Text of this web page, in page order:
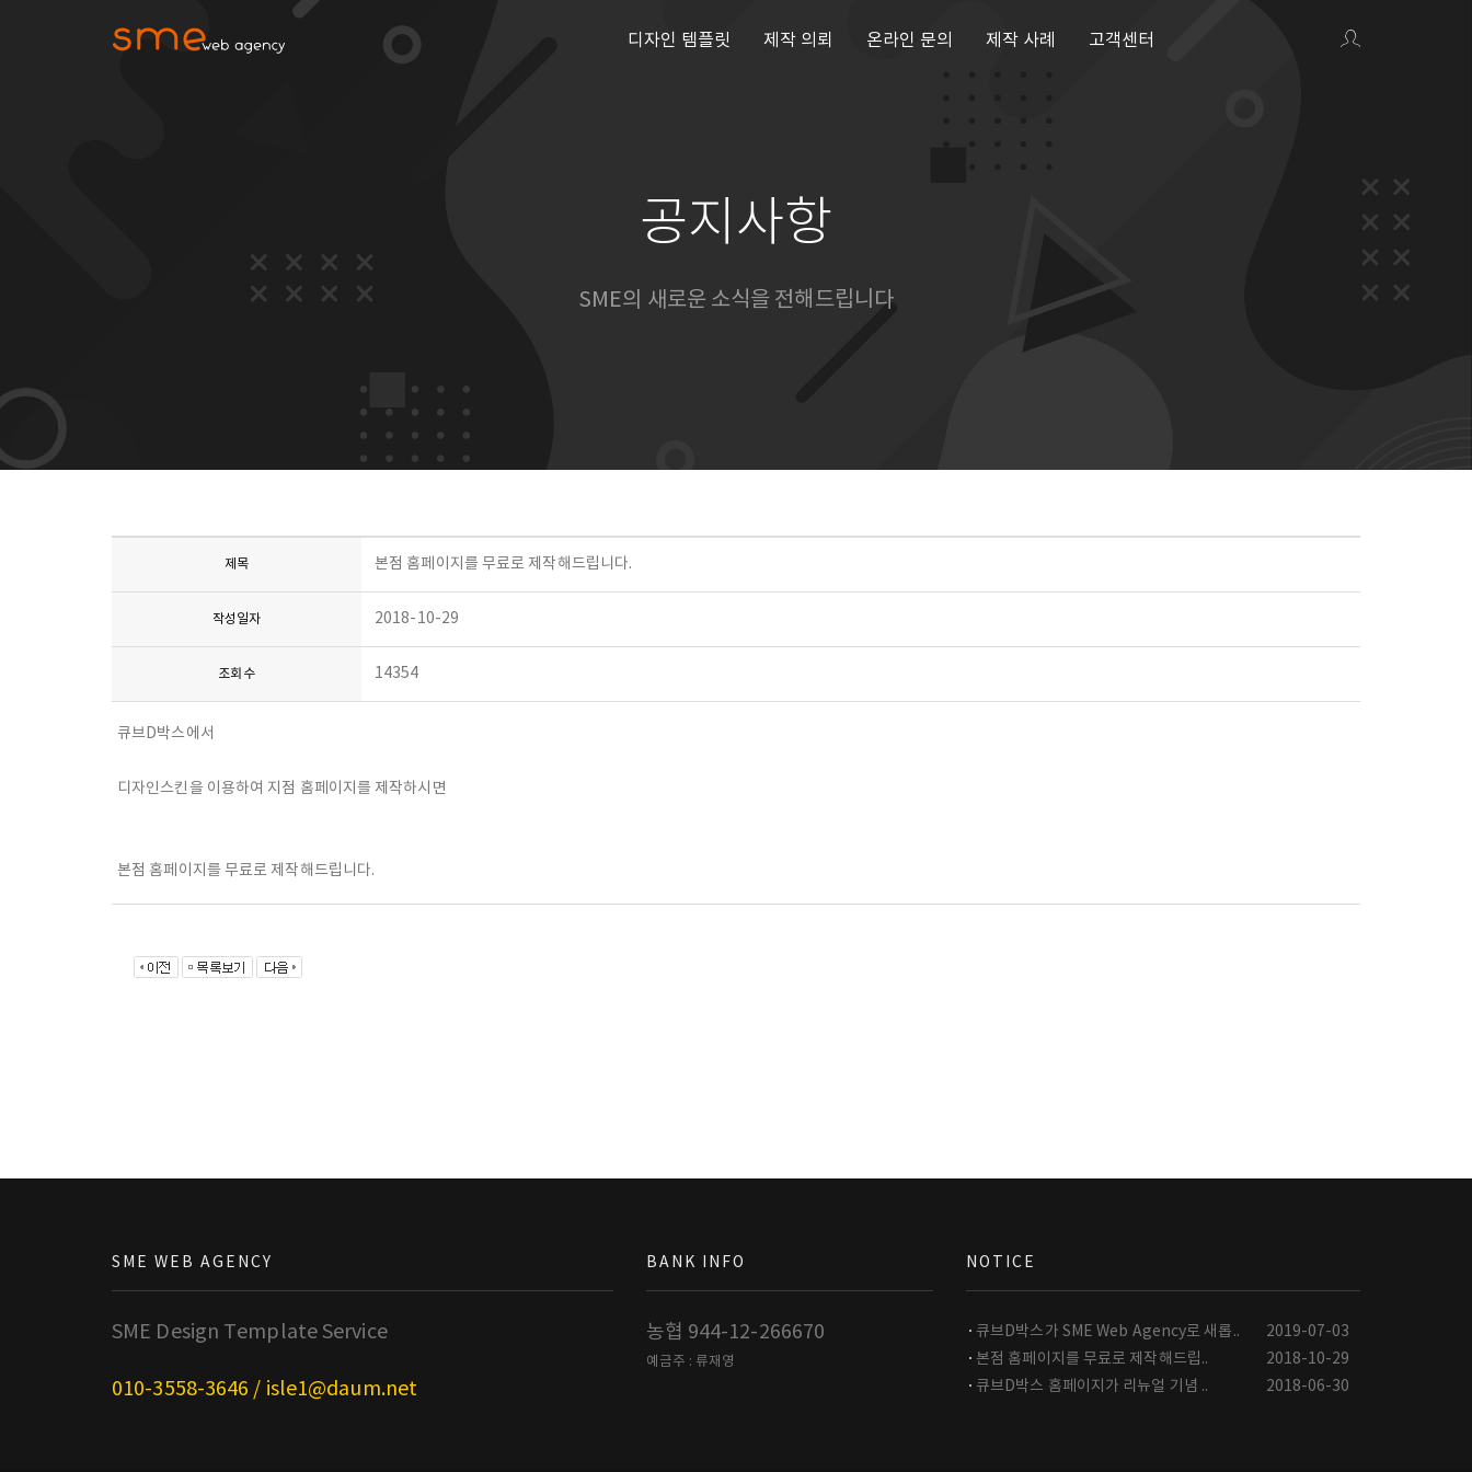
디자인 템플릿 제작 의뢰 온라인 문의 제작 사례 고객센터
공지사항
SME의 새로운 소식을 전해드립니다
제목 본점 홈페이지를 무료로 제작해드립니다.
작성일자 2018-10-29
조회수 14354
큐브D박스에서
디자인스킨을 이용하여 지점 홈페이지를 제작하시면
본점 홈페이지를 무료로 제작해드립니다.
SME WEB AGENCY
SME Design Template Service
010-3558-3646 / isle1@daum.net
BANK INFO
농협 944-12-266670
예금주 : 류재영
NOTICE
큐브D박스가 SME Web Agency로 새롭..
2019-07-03
본점 홈페이지를 무료로 제작해드립..
2018-10-29
큐브D박스 홈페이지가 리뉴얼 기념 ..
2018-06-30